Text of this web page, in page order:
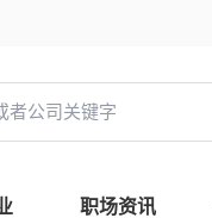
职场资讯